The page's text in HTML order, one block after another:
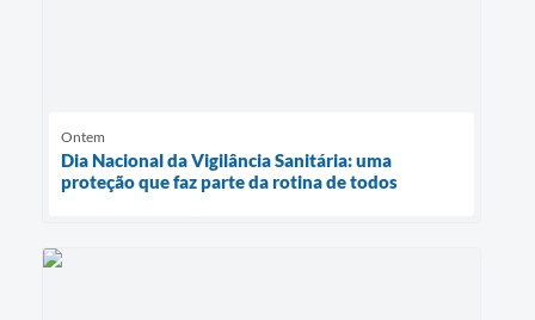
Ontem
Dia Nacional da Vigilância Sanitária: uma
proteção que faz parte da rotina de todos